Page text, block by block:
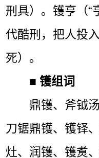
刑具）。镬亨（“
代酷刑，把人投
死）。
■镬组词
鼎镬、斧钺
刀锯鼎镬、镬铎
灶、润镬、镬煑